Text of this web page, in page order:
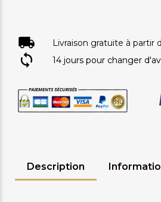
Livraison gratuite à partir
14 jours pour changer
Description